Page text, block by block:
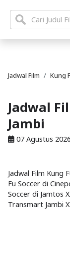
Jadwal Film Kung
Jadwal
Jambi
07 Agustus 2026
Jadwal Film Kung
Fu Soccer di
Soccer di Jamtos
Transmart Jambi